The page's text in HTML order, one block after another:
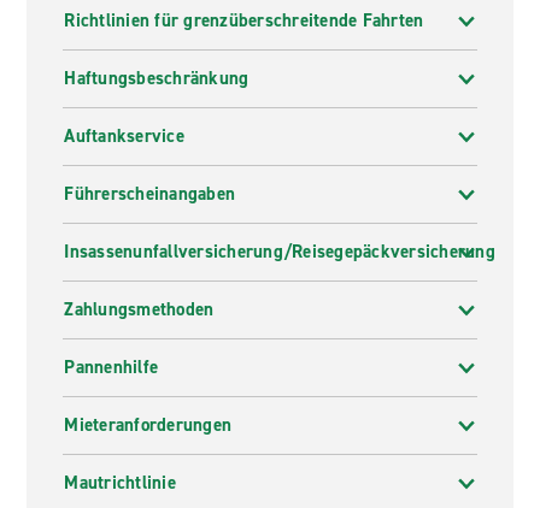
Richtlinien für grenzüberschreitende Fahrten
Haftungsbeschränkung
Auftankservice
Führerscheinangaben
Insassenunfallversicherung/Reisegepäckversicherung
Zahlungsmethoden
Pannenhilfe
Mieteranforderungen
Mautrichtlinie